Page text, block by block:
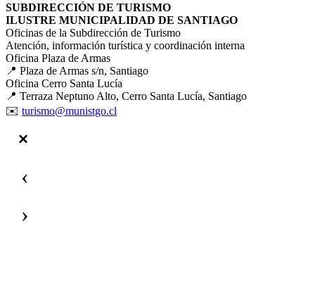
SUBDIRECCIÓN DE TURISMO
ILUSTRE MUNICIPALIDAD DE SANTIAGO
Oficinas de la Subdirección de Turismo
Atención, información turística y coordinación interna
Oficina Plaza de Armas
📍 Plaza de Armas s/n, Santiago
Oficina Cerro Santa Lucía
📍 Terraza Neptuno Alto, Cerro Santa Lucía, Santiago
✉️ turismo@munistgo.cl
‹
›